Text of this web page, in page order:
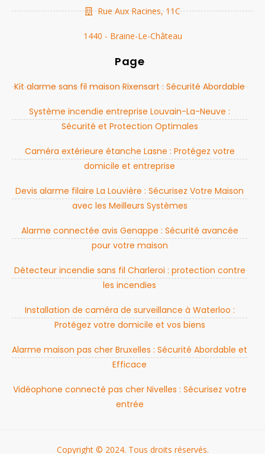
Rue Aux Racines, 11C
1440 - Braine-Le-Château
Page
Kit alarme sans fil maison Rixensart : Sécurité Abordable
Système incendie entreprise Louvain-La-Neuve :
Sécurité et Protection Optimales
Caméra extérieure étanche Lasne : Protégez votre
domicile et entreprise
Devis alarme filaire La Louvière : Sécurisez Votre Maison
avec les Meilleurs Systèmes
Alarme connectée avis Genappe : Sécurité avancée
pour votre maison
Détecteur incendie sans fil Charleroi : protection contre
les incendies
Installation de caméra de surveillance à Waterloo :
Protégez votre domicile et vos biens
Alarme maison pas cher Bruxelles : Sécurité Abordable et
Efficace
Vidéophone connecté pas cher Nivelles : Sécurisez votre
entrée
Copyright © 2024. Tous droits réservés.